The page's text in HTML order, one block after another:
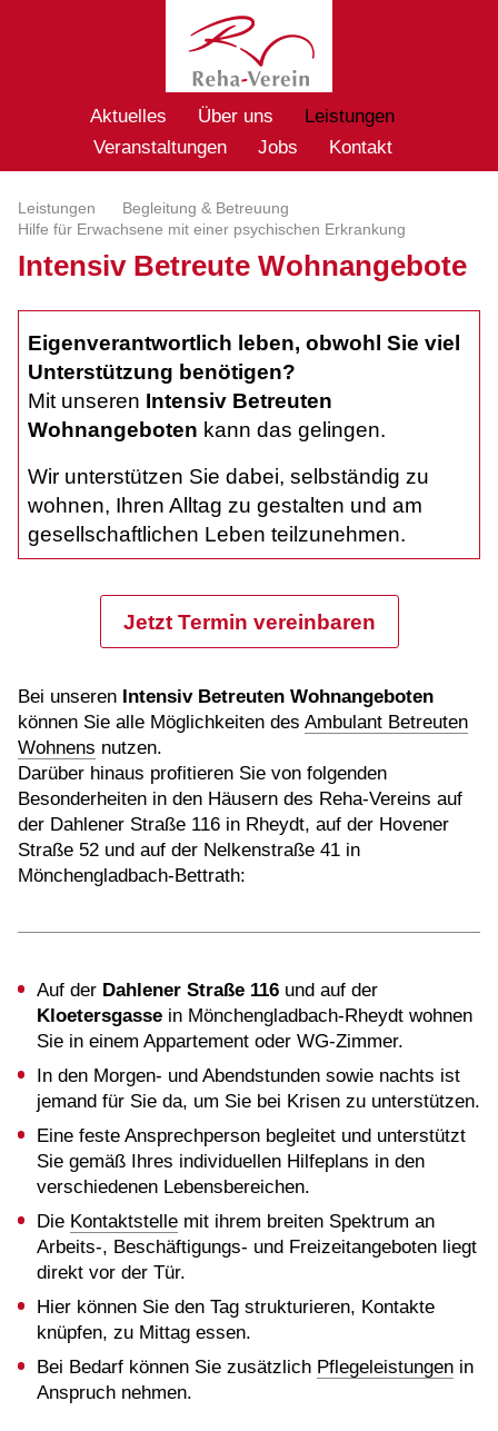
Aktuelles Über uns
Leistungen
Veranstaltungen
Jobs Kontakt
Leistungen
Begleitung & Betreuung
Hilfe für Erwachsene mit einer psychischen Erkrankung
Intensiv Betreute Wohnangebote
Eigenverantwortlich leben, obwohl Sie viel
Unterstützung benötigen?
Mit unseren Intensiv Betreuten
Wohnangeboten kann das gelingen.
Wir unterstützen Sie dabei, selbständig zu
wohnen, Ihren Alltag zu gestalten und am
gesellschaftlichen Leben teilzunehmen.
Jetzt Termin vereinbaren
Bei unseren Intensiv Betreuten Wohnangeboten
können Sie alle Möglichkeiten des Ambulant Betreuten
Wohnens nutzen.
Darüber hinaus profitieren Sie von folgenden
Besonderheiten in den Häusern des Reha-Vereins auf
der Dahlener Straße 116 in Rheydt, auf der Hovener
Straße 52 und auf der Nelkenstraße 41 in
Mönchengladbach-Bettrath:
Auf der Dahlener Straße 116und auf der
Kloetersgassein Mönchengladbach-Rheydt wohnen
Sie in einem Appartement oder WG-Zimmer.
In den Morgen- und Abendstunden sowie nachts ist
jemand für Sie da, um Sie bei Krisen zu unterstützen.
Eine feste Ansprechperson begleitet und unterstützt
Sie gemäß Ihres individuellen Hilfeplans in den
verschiedenen Lebensbereichen.
Die Kontaktstellemit ihrem breiten Spektrum an
Arbeits-, Beschäftigungs- und Freizeitangeboten liegt
direkt vor der Tür.
Hier können Sie den Tag strukturieren, Kontakte
knüpfen, zu Mittag essen.
Bei Bedarf können Sie zusätzlich Pflegeleistungenin
Anspruch nehmen.